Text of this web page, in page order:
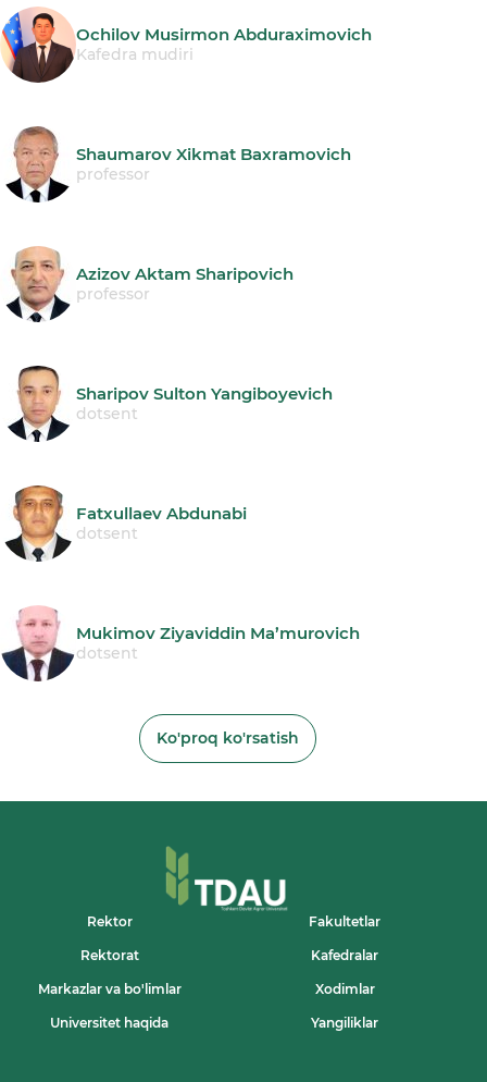
Ochilov Musirmon Abduraximovich
Kafedra mudiri
Shaumarov Xikmat Baxramovich
professor
Azizov Aktam Sharipovich
professor
Sharipov Sulton Yangiboyevich
dotsent
Fatxullaev Abdunabi
dotsent
Mukimov Ziyaviddin Ma’murovich
dotsent
Ko'proq ko'rsatish
Rektor Fakultetlar
Rektorat Kafedralar
Markazlar va bo'limlar Xodimlar
Universitet haqida Yangiliklar